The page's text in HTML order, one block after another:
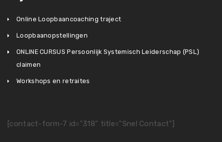
Online Loopbaancoaching traject
Loopbaanopstellingen
ONLINE CURSUS Persoonlijk Systemisch Leiderschap (PSL)
claimen
Workshops en retraites
[contact-form-7 id="318" title="Snel Contact"]